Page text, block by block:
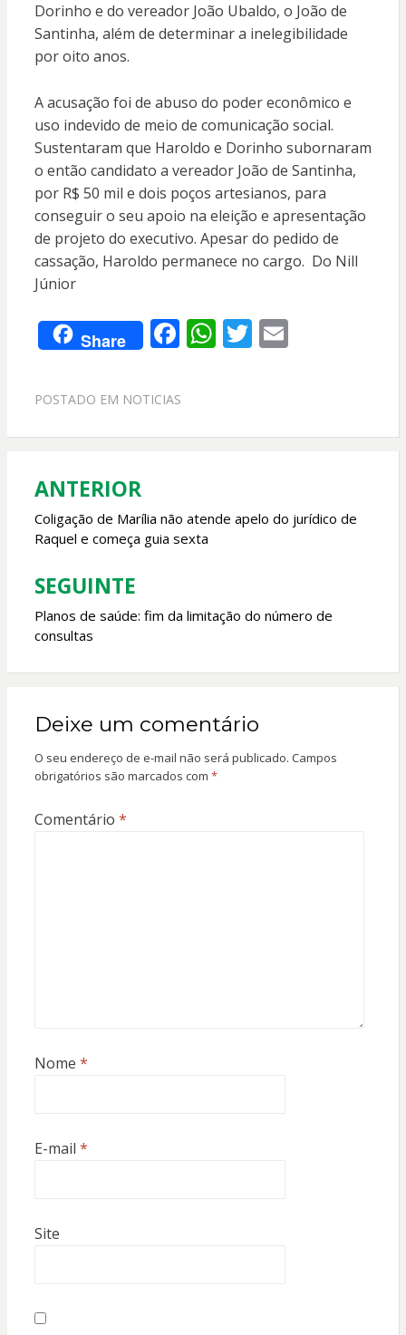
Dorinho e do vereador João Ubaldo, o João de
Santinha, além de determinar a inelegibilidade
por oito anos.
A acusação foi de abuso do poder econômico e
uso indevido de meio de comunicação social.
Sustentaram que Haroldo e Dorinho subornaram
o então candidato a vereador João de Santinha,
por R$ 50 mil e dois poços artesianos, para
conseguir o seu apoio na eleição e apresentação
de projeto do executivo. Apesar do pedido de
cassação, Haroldo permanece no cargo. Do Nill
Júnior
Share F
e
o
k
W
A
p
T E
POSTADO EM NOTICIAS
Navegação
de
Post
ANTERIOR
Coligação de Marília não atende apelo do jurídico de
Raquel e começa guia sexta
SEGUINTE
Planos de saúde: fim da limitação do número de
consultas
Deixe um comentário
O seu endereço de e-mail não será publicado. Campos
obrigatórios são marcados com *
Comentário *
Nome *
E-mail *
Site